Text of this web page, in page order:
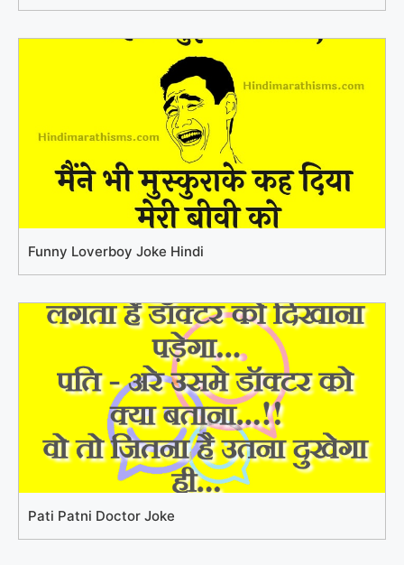
Funny Loverboy Joke Hindi
Pati Patni Doctor Joke